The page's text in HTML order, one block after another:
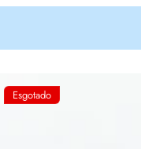
Esgotado